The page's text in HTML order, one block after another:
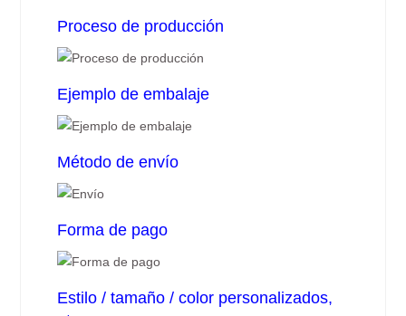
Proceso de producción
Ejemplo de embalaje
Método de envío
Forma de pago
Estilo / tamaño / color personalizados,